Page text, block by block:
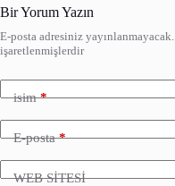
Bir Yorum Yazın
E-posta adresiniz yayınlanmayacak.
işaretlenmişlerdir
isim*
E-posta*
WEB SİTESİ